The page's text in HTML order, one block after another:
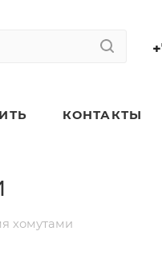
КОНТАКТЫ
хомутами